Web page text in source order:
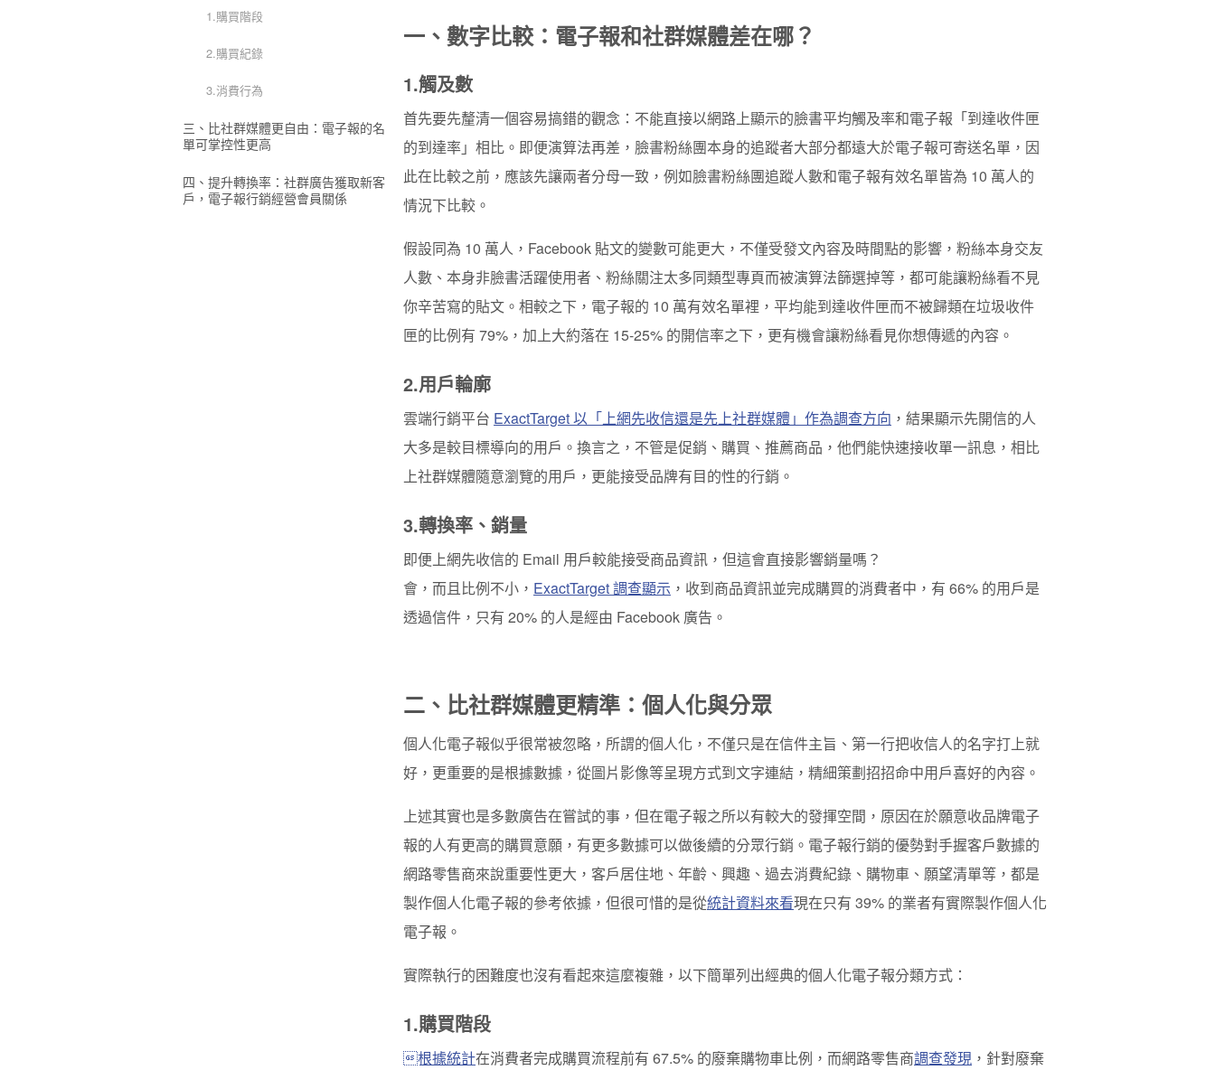
1.購買階段
2.購買紀錄
3.消費行為
三、比社群媒體更自由：電子報的名
單可掌控性更高
四、提升轉換率：社群廣告獲取新客
戶，電子報行銷經營會員關係
一、數字比較：電子報和社群媒體差在哪？
1.觸及數
首先要先釐清一個容易搞錯的觀念：不能直接以網路上顯示的臉書平均觸及率和電子報「到達收件匣
的到達率」相比。即便演算法再差，臉書粉絲團本身的追蹤者大部分都遠大於電子報可寄送名單，因
此在比較之前，應該先讓兩者分母一致，例如臉書粉絲團追蹤人數和電子報有效名單皆為 10 萬人的
情況下比較。
假設同為 10 萬人，Facebook 貼文的變數可能更大，不僅受發文內容及時間點的影響，粉絲本身交友
人數、本身非臉書活躍使用者、粉絲關注太多同類型專頁而被演算法篩選掉等，都可能讓粉絲看不見
你辛苦寫的貼文。相較之下，電子報的 10 萬有效名單裡，平均能到達收件匣而不被歸類在垃圾收件
匣的比例有 79%，加上大約落在 15-25% 的開信率之下，更有機會讓粉絲看見你想傳遞的內容。
2.用戶輪廓
雲端行銷平台 ExactTarget 以「上網先收信還是先上社群媒體」作為調查方向 ，結果顯示先開信的人
大多是較目標導向的用戶。換言之，不管是促銷、購買、推薦商品，他們能快速接收單一訊息，相比
上社群媒體隨意瀏覽的用戶，更能接受品牌有目的性的行銷。
3.轉換率、銷量
即便上網先收信的 Email 用戶較能接受商品資訊，但這會直接影響銷量嗎？
會，而且比例不小， ExactTarget 調查顯示 ，收到商品資訊並完成購買的消費者中，有 66% 的用戶是
透過信件，只有 20% 的人是經由 Facebook 廣告。
二、比社群媒體更精準：個人化與分眾
個人化電子報似乎很常被忽略，所謂的個人化，不僅只是在信件主旨、第一行把收信人的名字打上就
好，更重要的是根據數據，從圖片影像等呈現方式到文字連結，精細策劃招招命中用戶喜好的內容。
上述其實也是多數廣告在嘗試的事，但在電子報之所以有較大的發揮空間，原因在於願意收品牌電子
報的人有更高的購買意願，有更多數據可以做後續的分眾行銷。電子報行銷的優勢對手握客戶數據的
網路零售商來說重要性更大，客戶居住地、年齡、興趣、過去消費紀錄、購物車、願望清單等，都是
製作個人化電子報的參考依據，但很可惜的是從統計資料來看現在只有 39% 的業者有實際製作個人化
電子報。
實際執行的困難度也沒有看起來這麼複雜，以下簡單列出經典的個人化電子報分類方式：
1.購買階段
根據統計在消費者完成購買流程前有 67.5% 的廢棄購物車比例，而網路零售商調查發現 ，針對廢棄